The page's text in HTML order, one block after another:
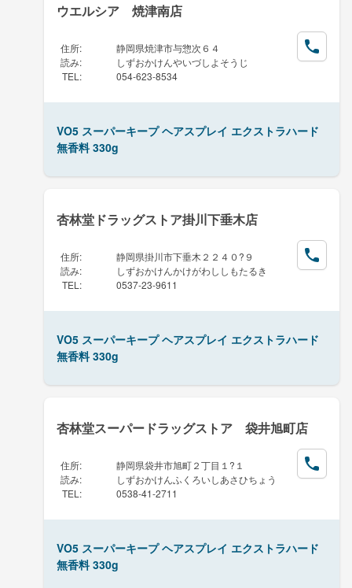
ウエルシア 焼津南店
住所:
静岡県焼津市与惣次６４
読み:
しずおかけんやいづしよそうじ
TEL : 054-623-8534
VO5 スーパーキープ ヘアスプレイ エクストラハード
無香料 330g
杏林堂ドラッグストア掛川下垂木店
住所:
静岡県掛川市下垂木２２４０?９
読み:
しずおかけんかけがわししもたるき
TEL : 0537-23-9611
VO5 スーパーキープ ヘアスプレイ エクストラハード
無香料 330g
杏林堂スーパードラッグストア 袋井旭町店
住所:
静岡県袋井市旭町２丁目１?１
読み:
しずおかけんふくろいしあさひちょう
TEL : 0538-41-2711
VO5 スーパーキープ ヘアスプレイ エクストラハード
無香料 330g